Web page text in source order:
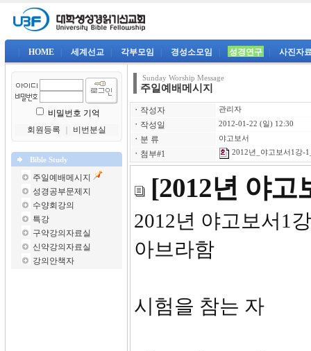
HOME 세계선교 각부모임 경성소모임 성경연구 사진자
비밀번호 기억
회원등록
비번분실
Bible Study
주일예배메시지
성경공부문제지
수양회강의
특강
구약강의자료실
신약강의자료실
강의안책자
Sunday Worship Message
주일예배메시지
ㆍ 작성자 관리자
ㆍ 작성일 2012-01-22 (일) 12:30
ㆍ 분 류 야고보서
ㆍ 첨부#1 2012년_야고보서1강-
[2012년 야고
2012년
아브라함
시험을 참는 자